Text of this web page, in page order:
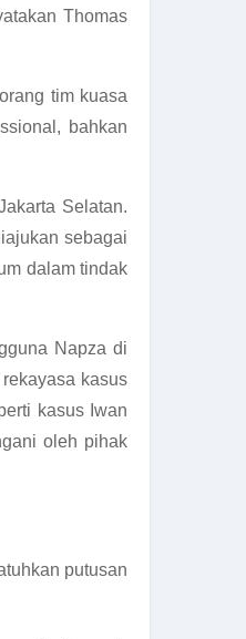
Thomas
tim kuasa
bahkan
Selatan.
sebagai
dalam tindak
Napza di
kasus
kasus Iwan
oleh pihak
putusan